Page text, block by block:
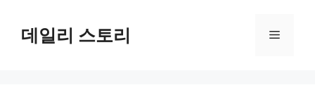
데일리 스토리 메